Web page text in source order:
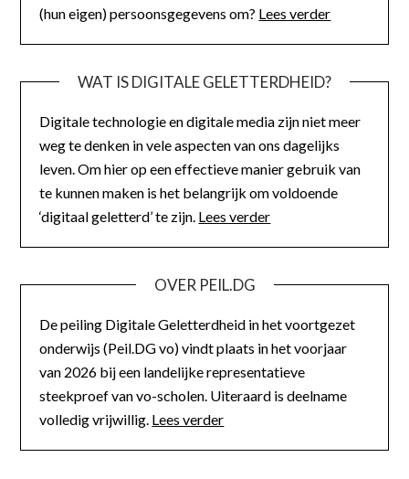
(hun eigen) persoonsgegevens om? Lees verder
WAT IS DIGITALE GELETTERDHEID?
Digitale technologie en digitale media zijn niet meer
weg te denken in vele aspecten van ons dagelijks
leven. Om hier op een effectieve manier gebruik van
te kunnen maken is het belangrijk om voldoende
‘digitaal geletterd’ te zijn. Lees verder
OVER PEIL.DG
De peiling Digitale Geletterdheid in het voortgezet
onderwijs (Peil.DG vo) vindt plaats in het voorjaar
van 2026 bij een landelijke representatieve
steekproef van vo-scholen. Uiteraard is deelname
volledig vrijwillig. Lees verder